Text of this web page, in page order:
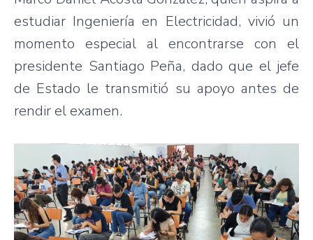
estudiar Ingeniería en Electricidad, vivió un
momento especial al encontrarse con el
presidente Santiago Peña, dado que el jefe
de Estado le transmitió su apoyo antes de
rendir el examen.